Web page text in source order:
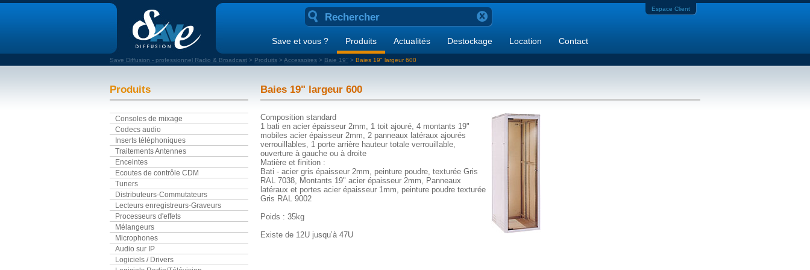
Espace Client
Save et vous ? Produits Actualités Destockage Location Contact
Save Diffusion - professionnel Radio & Broadcast > Produits >Accessoires > Baie 19’’ > Baies 19" largeur 600
Produits
Consoles de mixage
Codecs audio
Inserts téléphoniques
Traitements Antennes
Enceintes
Ecoutes de contrôle CDM
Tuners
Distributeurs-Commutateurs
Lecteurs enregistreurs-Graveurs
Processeurs d'effets
Mélangeurs
Microphones
Audio sur IP
Logiciels / Drivers
Baies 19" largeur 600
Composition standard
1 bati en acier épaisseur 2mm, 1 toit ajouré, 4 montants 19"
mobiles acier épaisseur 2mm, 2 panneaux latéraux ajourés
verrouillables, 1 porte arrière hauteur totale verrouillable,
ouverture à gauche ou à droite
Matière et finition :
Bati - acier gris épaisseur 2mm, peinture poudre, texturée Gris
RAL 7038, Montants 19" acier épaisseur 2mm, Panneaux
latéraux et portes acier épaisseur 1mm, peinture poudre texturée
Gris RAL 9002
Poids : 35kg
Existe de 12U jusqu’à 47U